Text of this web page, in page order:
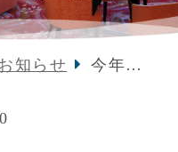
お知らせ
今年